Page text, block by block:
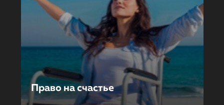
Право на счастье